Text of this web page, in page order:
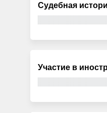
Судебная
Участие в